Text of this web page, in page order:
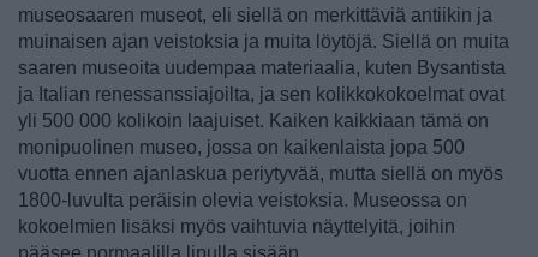
museosaaren museot, eli siellä on merkittäviä antiikin ja
muinaisen ajan veistoksia ja muita löytöjä. Siellä on muita
saaren museoita uudempaa materiaalia, kuten Bysantista
ja Italian renessanssiajoilta, ja sen kolikkokokoelmat ovat
yli 500 000 kolikoin laajuiset. Kaiken kaikkiaan tämä on
monipuolinen museo, jossa on kaikenlaista jopa 500
vuotta ennen ajanlaskua periytyvää, mutta siellä on myös
1800-luvulta peräisin olevia veistoksia. Museossa on
kokoelmien lisäksi myös vaihtuvia näyttelyitä, joihin
pääsee normaalilla lipulla sisään.